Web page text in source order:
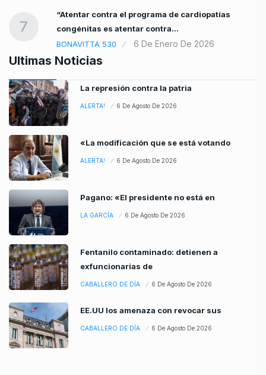
7
“Atentar contra el programa de cardiopatías
congénitas es atentar contra…
BONAVITTA 530
6 De Enero De 2026
Ultimas Noticias
La represión contra la patria
ALERTA! 6 De Agosto De 2026
«La modificación que se está votando
ALERTA! 6 De Agosto De 2026
Pagano: «El presidente no está en
LA GARCÍA 6 De Agosto De 2026
Fentanilo contaminado: detienen a
exfuncionarias de
CABALLERO DE DÍA 6 De Agosto De 2026
EE.UU los amenaza con revocar sus
CABALLERO DE DÍA 6 De Agosto De 2026